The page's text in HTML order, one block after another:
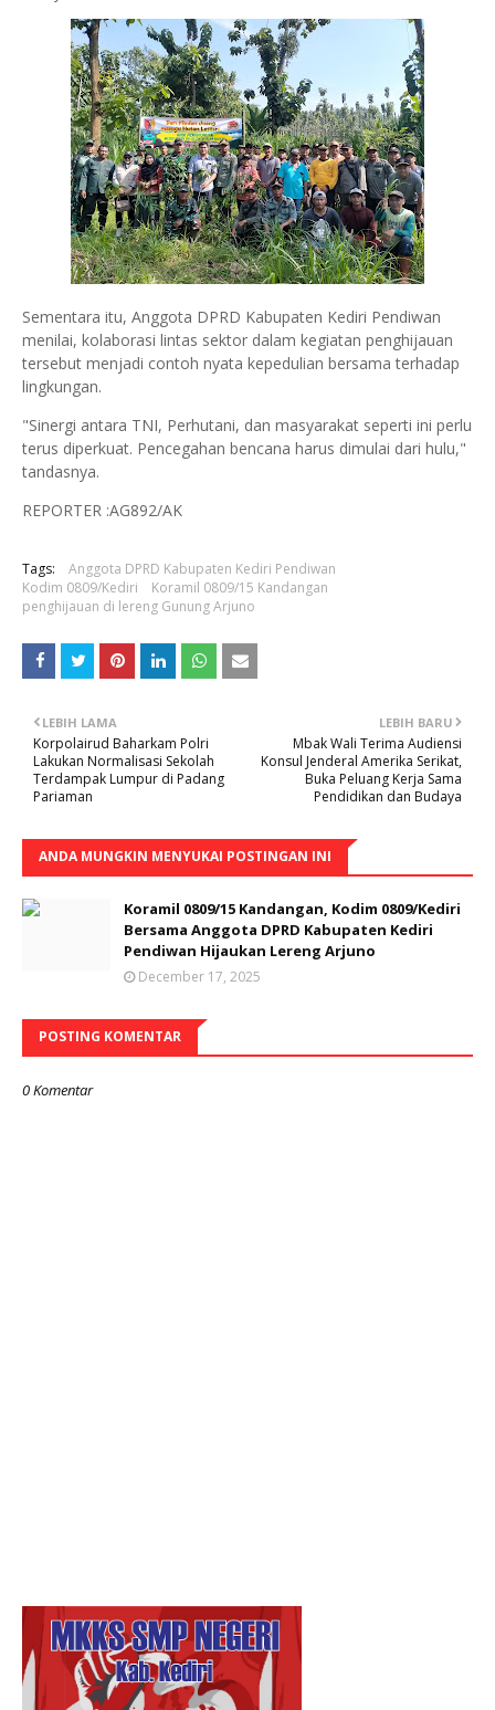
Sementara itu, Anggota DPRD Kabupaten Kediri Pendiwan
menilai, kolaborasi lintas sektor dalam kegiatan penghijauan
tersebut menjadi contoh nyata kepedulian bersama terhadap
lingkungan.
"Sinergi antara TNI, Perhutani, dan masyarakat seperti ini perlu
terus diperkuat. Pencegahan bencana harus dimulai dari hulu,"
tandasnya.
REPORTER :AG892/AK
Tags:
Anggota DPRD Kabupaten Kediri Pendiwan
Kodim 0809/Kediri
Koramil 0809/15 Kandangan
penghijauan di lereng Gunung Arjuno
LEBIH BARU
Mbak Wali Terima Audiensi
Konsul Jenderal Amerika Serikat,
Buka Peluang Kerja Sama
Pendidikan dan Budaya
LEBIH LAMA
Korpolairud Baharkam Polri
Lakukan Normalisasi Sekolah
Terdampak Lumpur di Padang
Pariaman
ANDA MUNGKIN MENYUKAI POSTINGAN INI
Koramil 0809/15 Kandangan, Kodim 0809/Kediri
Bersama Anggota DPRD Kabupaten Kediri
Pendiwan Hijaukan Lereng Arjuno
December 17, 2025
POSTING KOMENTAR
0 Komentar